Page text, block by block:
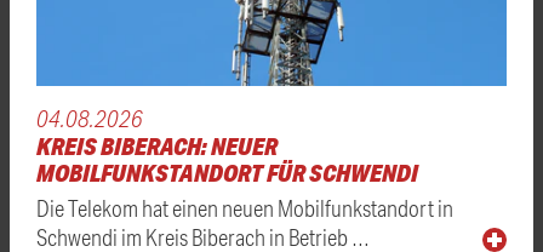
04.08.2026
KREIS BIBERACH: NEUER
MOBILFUNKSTANDORT FÜR SCHWENDI
Die Telekom hat einen neuen Mobilfunkstandort in
Schwendi im Kreis Biberach in Betrieb …